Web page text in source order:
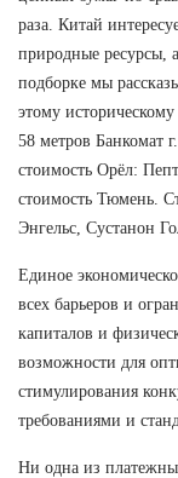
раза. Китай
природные ресурсы,
подборке мы
этому
58 метров Банкомат
стоимость Орёл:
стоимость Тюмень.
Энгельс, Сустанон
Единое
всех барьеров и
капиталов и
возможности для
стимулирования
требованиями и
Ни одна из